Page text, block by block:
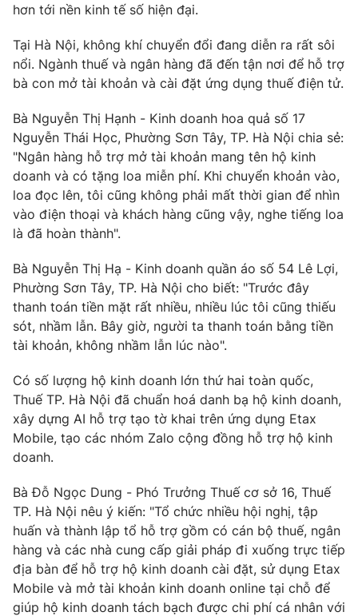
hơn tới nền kinh tế số hiện đại.
Tại Hà Nội, không khí chuyển đổi đang diễn ra rất sôi
nổi. Ngành thuế và ngân hàng đã đến tận nơi để hỗ trợ
bà con mở tài khoản và cài đặt ứng dụng thuế điện tử.
Bà Nguyễn Thị Hạnh - Kinh doanh hoa quả số 17
Nguyễn Thái Học, Phường Sơn Tây, TP. Hà Nội chia sẻ:
"Ngân hàng hỗ trợ mở tài khoản mang tên hộ kinh
doanh và có tặng loa miễn phí. Khi chuyển khoản vào,
loa đọc lên, tôi cũng không phải mất thời gian để nhìn
vào điện thoại và khách hàng cũng vậy, nghe tiếng loa
là đã hoàn thành".
Bà Nguyễn Thị Hạ - Kinh doanh quần áo số 54 Lê Lợi,
Phường Sơn Tây, TP. Hà Nội cho biết: "Trước đây
thanh toán tiền mặt rất nhiều, nhiều lúc tôi cũng thiếu
sót, nhầm lẫn. Bây giờ, người ta thanh toán bằng tiền
tài khoản, không nhầm lẫn lúc nào".
Có số lượng hộ kinh doanh lớn thứ hai toàn quốc,
Thuế TP. Hà Nội đã chuẩn hoá danh bạ hộ kinh doanh,
xây dựng AI hỗ trợ tạo tờ khai trên ứng dụng Etax
Mobile, tạo các nhóm Zalo cộng đồng hỗ trợ hộ kinh
doanh.
Bà Đỗ Ngọc Dung - Phó Trưởng Thuế cơ sở 16, Thuế
TP. Hà Nội nêu ý kiến: "Tổ chức nhiều hội nghị, tập
huấn và thành lập tổ hỗ trợ gồm có cán bộ thuế, ngân
hàng và các nhà cung cấp giải pháp đi xuống trực tiếp
địa bàn để hỗ trợ hộ kinh doanh cài đặt, sử dụng Etax
Mobile và mở tài khoản kinh doanh online tại chỗ để
giúp hộ kinh doanh tách bạch được chi phí cá nhân với